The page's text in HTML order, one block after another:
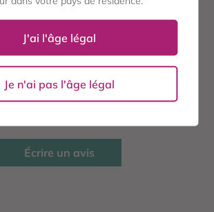
TWEETER
TWITTER
ÉPINGLER
CLIENTS
Écrire un avis
J'ai l'âge légal
Je n'ai pas l'âge légal